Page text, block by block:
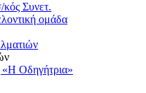
Συνετ.
ομάδα
Οδηγήτρια»